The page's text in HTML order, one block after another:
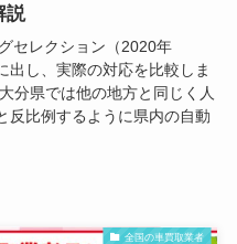
説
セレクション（2020年
出し、実際の対応を比較しま
分県では他の地方と同じく人
反比例するように県内の自動
全国の車買取業者